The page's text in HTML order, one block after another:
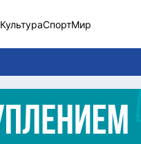
КультураСпортМир